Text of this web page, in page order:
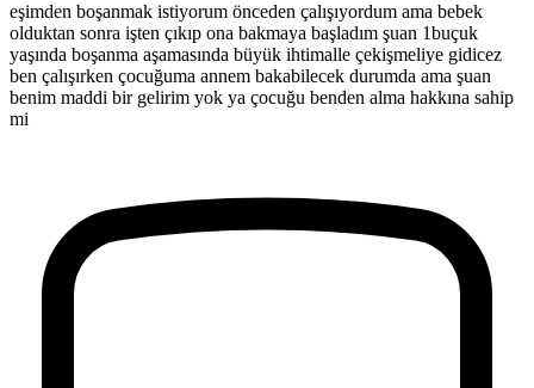
eşimden boşanmak istiyorum önceden çalışıyordum ama bebek
olduktan sonra işten çıkıp ona bakmaya başladım şuan 1buçuk
yaşında boşanma aşamasında büyük ihtimalle çekişmeliye gidicez
ben çalışırken çocuğuma annem bakabilecek durumda ama şuan
benim maddi bir gelirim yok ya çocuğu benden alma hakkına sahip
mi